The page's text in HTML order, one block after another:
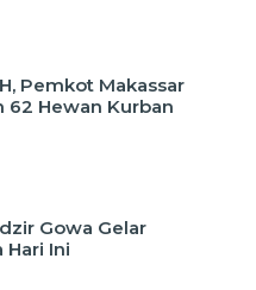
Pemkot Makassar
62 Hewan Kurban
Gowa Gelar
Hari Ini